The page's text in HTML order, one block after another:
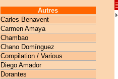
Autres
Carles Benavent
Carmen Amaya
Chambao
Chano Domínguez
Compilation / Various
Diego Amador
Dorantes